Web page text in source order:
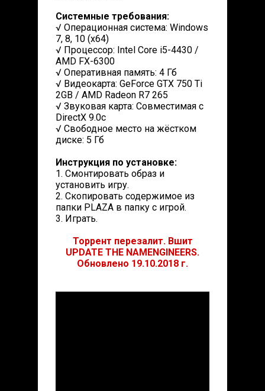
Системные требования:
√ Операционная система: Windows
7, 8, 10 (x64)
√ Процессор: Intel Core i5-4430 /
AMD FX-6300
√ Оперативная память: 4 Гб
√ Видеокарта: GeForce GTX 750 Ti
2GB / AMD Radeon R7 265
√ Звуковая карта: Совместимая с
DirectX 9.0c
√ Свободное место на жёстком
диске: 5 Гб
Инструкция по установке:
1. Смонтировать образ и
установить игру.
2. Скопировать содержимое из
папки PLAZA в папку с игрой.
3. Играть.
Торрент перезалит. Вшит
UPDATE THE NAMENGINEERS.
Обновлено 19.10.2018 г.